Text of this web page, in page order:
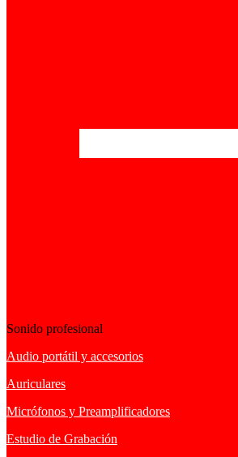
Sonido profesional
Audio portátil y accesorios
Auriculares
Micrófonos y Preamplificadores
Estudio de Grabación